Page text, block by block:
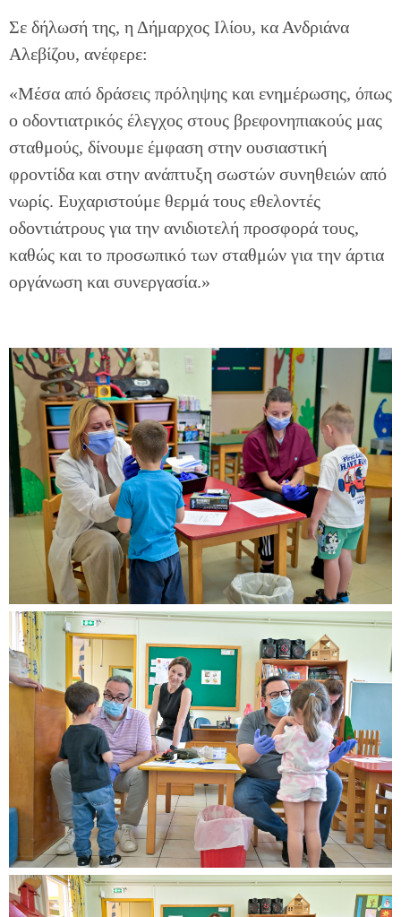
Σε δήλωσή της, η Δήμαρχος Ιλίου, κα Ανδριάνα
Αλεβίζου, ανέφερε:
«Μέσα από δράσεις πρόληψης και ενημέρωσης, όπως
ο οδοντιατρικός έλεγχος στους βρεφονηπιακούς μας
σταθμούς, δίνουμε έμφαση στην ουσιαστική
φροντίδα και στην ανάπτυξη σωστών συνηθειών από
νωρίς. Ευχαριστούμε θερμά τους εθελοντές
οδοντιάτρους για την ανιδιοτελή προσφορά τους,
καθώς και το προσωπικό των σταθμών για την άρτια
οργάνωση και συνεργασία.»